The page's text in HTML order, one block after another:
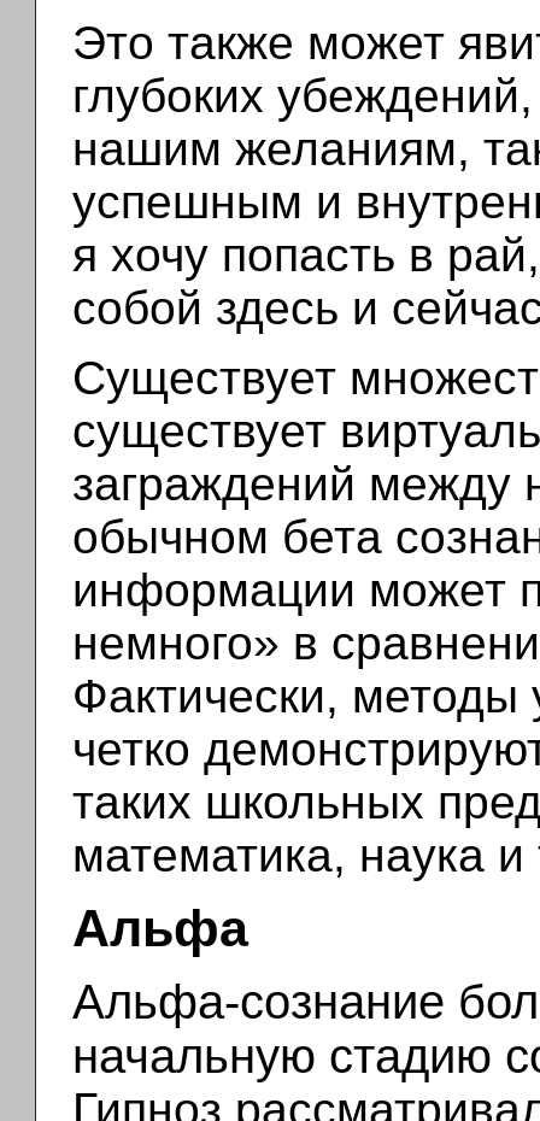
Это также может
глубоких
нашим желаниям,
успешным и
я хочу попасть в
собой здесь и
Существует
существует
заграждений между
обычном бета
информации может
немного» в
Фактически, методы
четко
таких школьных
математика, наука
Альфа
Альфа-сознание
начальную стадию
Гипноз